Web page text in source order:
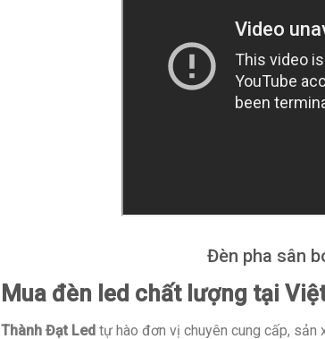
Đèn pha sân
Mua đèn led chất lượng tại
Thành Đạt Led tự hào đơn vị chuyên cung cấp,